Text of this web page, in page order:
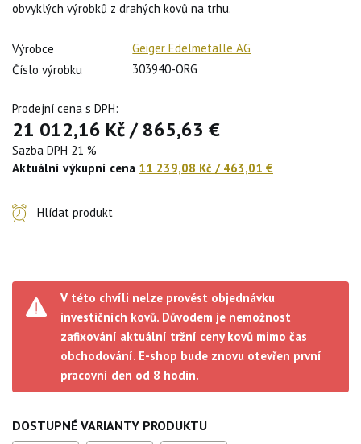
obvyklých výrobků z drahých kovů na trhu.
Výrobce
Geiger Edelmetalle AG
Číslo výrobku
303940-ORG
Prodejní cena s DPH:
21 012,16 Kč/865,63 €
Sazba DPH 21 %
Aktuální výkupní cena 11 239,08 Kč / 463,01 €
Hlídat produkt
V této chvíli nelze provést objednávku
investičních kovů. Důvodem je nemožnost
zafixování aktuální tržní ceny kovů mimo čas
obchodování. E-shop bude znovu otevřen první
pracovní den od 8 hodin.
DOSTUPNÉ VARIANTY PRODUKTU